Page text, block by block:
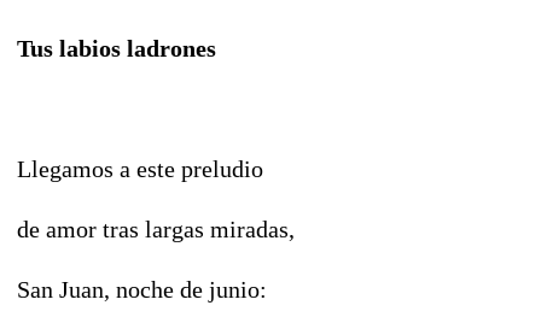
Tus labios ladrones
Llegamos a este preludio
de amor tras largas miradas,
San Juan, noche de junio: